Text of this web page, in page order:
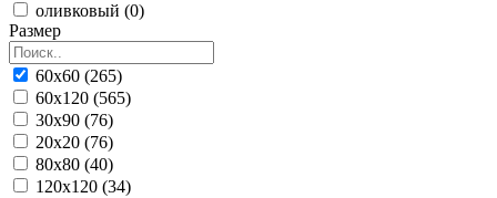
оливковый (0)
Размер
60x60 (265)
60x120 (565)
30x90 (76)
20x20 (76)
80x80 (40)
120x120 (34)